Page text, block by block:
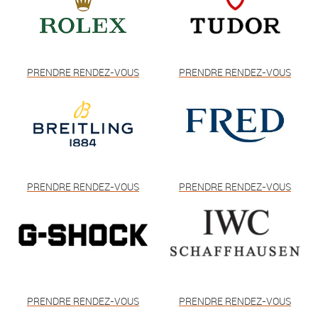
PRENDRE RENDEZ-VOUS PRENDRE RENDEZ-VOUS
PRENDRE RENDEZ-VOUS PRENDRE RENDEZ-VOUS
PRENDRE RENDEZ-VOUS PRENDRE RENDEZ-VOUS